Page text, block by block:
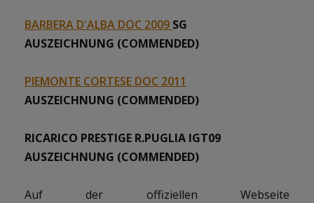
BARBERA D'ALBA DOC 2009 SG
AUSZEICHNUNG (COMMENDED)
PIEMONTE CORTESE DOC 2011
AUSZEICHNUNG (COMMENDED)
RICARICO PRESTIGE R.PUGLIA IGT09
AUSZEICHNUNG (COMMENDED)
Auf der offiziellen Webseite